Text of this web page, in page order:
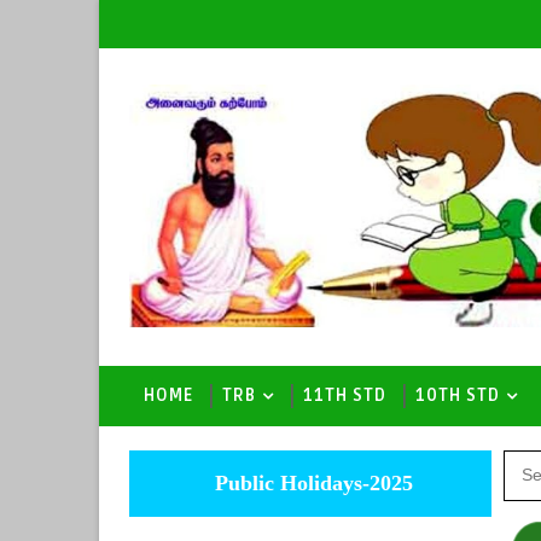
HOME TRB 11TH STD 10TH STD
Public Holidays-2025